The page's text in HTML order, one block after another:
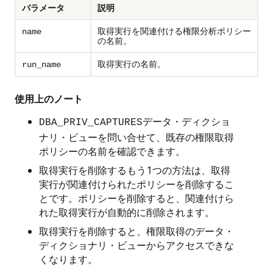
パラメータ 説明
name
取得実行を関連付ける権限分析ポリシー
の名前。
run_name 取得実行の名前。
使用上のノート
DBA_PRIV_CAPTURESデータ・ディクショ
ナリ・ビューを問い合せて、既存の権限取得
ポリシーの名前を確認できます。
取得実行を削除するもう1つの方法は、取得
実行が関連付けられたポリシーを削除するこ
とです。ポリシーを削除すると、関連付けら
れた取得実行が自動的に削除されます。
取得実行を削除すると、権限取得のデータ・
ディクショナリ・ビューからアクセスできな
くなります。